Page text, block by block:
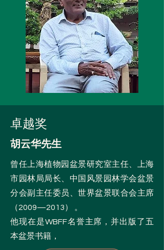
卓越奖
胡云华先生
曾任上海植物园盆景研究室主任、上海
市园林局局长、中国风景园林学会盆景
分会副主任委员、世界盆景联合会主席
（2009—2013） 。
他现在是WBFF名誉主席，并出版了五
本盆景书籍，